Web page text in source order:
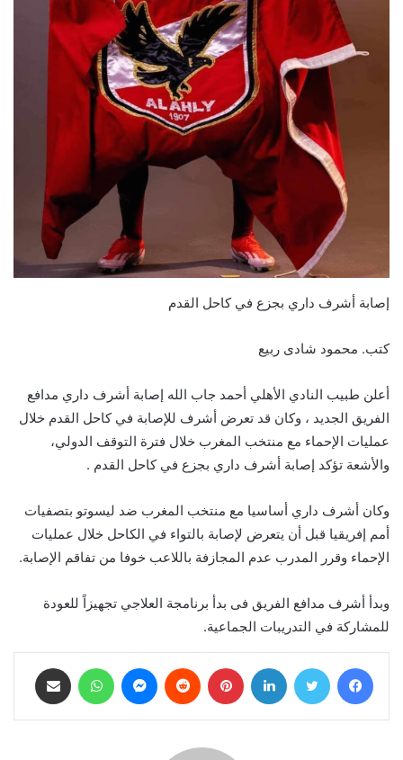
إصابة أشرف داري بجزع في كاحل القدم
كتب. محمود شادى ربيع
أعلن طبيب النادي الأهلي أحمد جاب الله إصابة أشرف داري مدافع
الفريق الجديد ، وكان قد تعرض أشرف للإصابة في كاحل القدم خلال
عمليات الإحماء مع منتخب المغرب خلال فترة التوقف الدولي،
والأشعة تؤكد إصابة أشرف داري بجزع في كاحل القدم .
وكان أشرف داري أساسيا مع منتخب المغرب ضد ليسوتو بتصفيات
أمم إفريقيا قبل أن يتعرض لإصابة بالتواء في الكاحل خلال عمليات
الإحماء وقرر المدرب عدم المجازفة باللاعب خوفا من تفاقم الإصابة.
وبدأ أشرف مدافع الفريق فى بدأ برنامجة العلاجي تجهيزاً للعودة
للمشاركة في التدريبات الجماعية.
فيسبوك تويتر لينكدإن بينتيريست ماسنجر واتساب